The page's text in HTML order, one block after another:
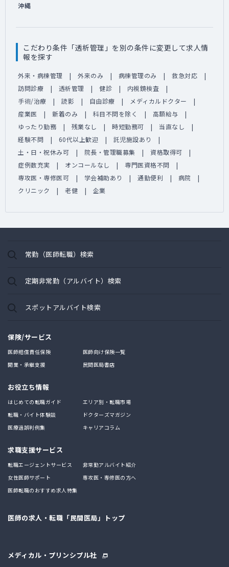
沖縄
こだわり条件「透析管理」を別の条件に変更して求人情
報を探す
外来・病棟管理 外来のみ 病棟管理のみ
救急対応
訪問診療
透析管理 健診
内視鏡検査
手術/治療
読影 自由診療
メディカルドクター
産業医
新着のみ 科目不問を除く
高額給与
ゆったり勤務
残業なし 時短勤務可
当直なし
経験不問
60代以上歓迎
託児施設あり
土・日・祝休み可
院長・管理職募集
資格取得可
症例数充実
オンコールなし
専門医資格不問
専攻医・専修医可
学会補助あり 通勤便利
病院
クリニック
老健 企業
常勤（医師転職）検索
定期非常勤（アルバイト）検索
スポットアルバイト検索
保険/サービス
医師賠償責任保険
医師向け保険一覧
開業・承継支援
民間医局書店
お役立ち情報
はじめての転職ガイド
エリア別・転職市場
転職・バイト体験談
ドクターズマガジン
医療過誤判例集
キャリアコラム
求職支援サービス
転職エージェントサービス
非常勤アルバイト紹介
女性医師サポート
専攻医・専修医の方へ
医師転職のおすすめ求人特集
医師の求人・転職「民間医局」トップ
メディカル・プリンシプル社